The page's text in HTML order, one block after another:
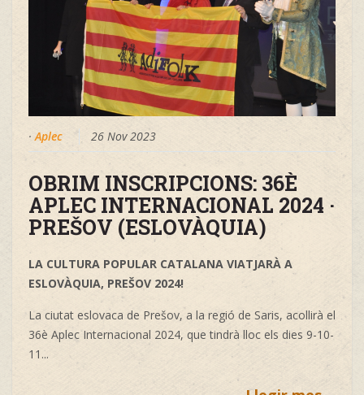
· Aplec 26 Nov 2023
OBRIM INSCRIPCIONS: 36È
APLEC INTERNACIONAL 2024 ·
PREŠOV (ESLOVÀQUIA)
LA CULTURA POPULAR CATALANA VIATJARÀ A
ESLOVÀQUIA, PREŠOV 2024!
La ciutat eslovaca de Prešov, a la regió de Saris, acollirà el
36è Aplec Internacional 2024, que tindrà lloc els dies 9-10-
11...